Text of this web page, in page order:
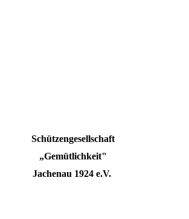
Schützengesellschaft
„Gemütlichkeit"
Jachenau 1924 e.V.